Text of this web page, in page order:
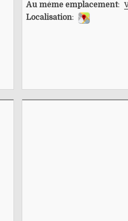
Au même emplacement:
Localisation: